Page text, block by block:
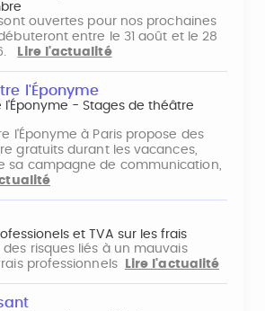
ouvertes pour nos prochaines
entre le 31 août et le 28
Lire l'actualité
l'Éponyme
l'Éponyme - Stages de théâtre
l'Éponyme à Paris propose des
gratuits durant les vacances,
sa campagne de communication,
et TVA sur les frais
risques liés à un mauvais
professionnels
Lire l'actualité